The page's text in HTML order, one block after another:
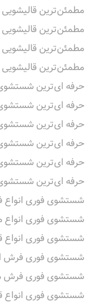
مطمئن‌ترین
مطمئن‌ترین
مطمئن‌ترین
مطمئن‌ترین
حرفه ای‌ترین
حرفه ای‌ترین
حرفه ای‌ترین
حرفه ای‌ترین
حرفه ای‌ترین
حرفه ای‌ترین
شستشوی فوری
شستشوی فوری انواع
شستشوی فوری انواع
شستشوی فوری فرش
شستشوی فوری فرش
شستشوی فوری انواع